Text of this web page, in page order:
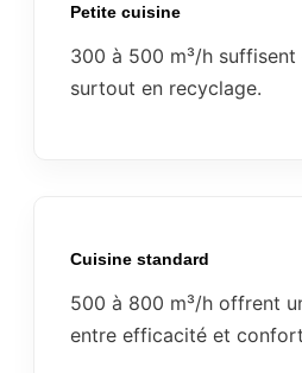
Petite cuisine
300 à 500 m³/h suffisent
surtout en recyclage.
Cuisine standard
500 à 800 m³/h offrent
entre efficacité et